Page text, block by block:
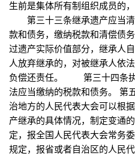
生前是集体所有制组织成员的
第三十三条继承遗产应当清
款和债务，缴纳税款和清偿债
过遗产实际价值部分，继承
人放弃继承的，对被继承人依
负偿还责任。 第三十四条执
法应当缴纳的税款和债务。
治地方的人民代表大会可以根
产继承的具体情况，制定变通
定，报全国人民代表大会常务
规定，报省或者自治区的人民